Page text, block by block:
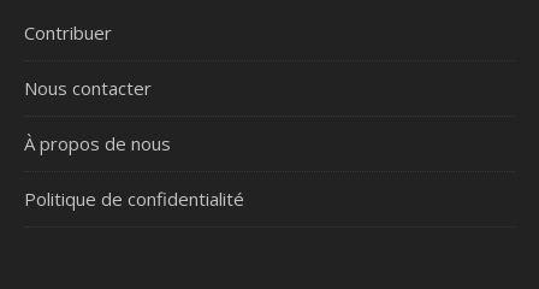
Contribuer
Nous contacter
À propos de nous
Politique de confidentialité